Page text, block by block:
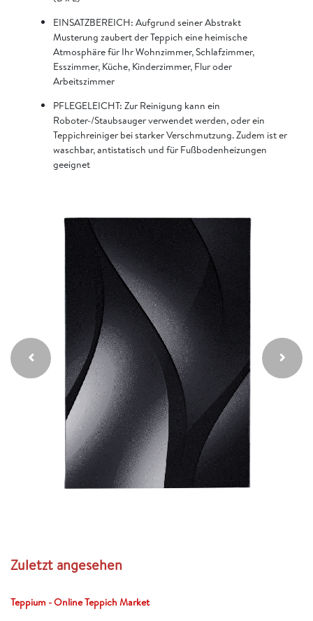
EINSATZBEREICH: Aufgrund seiner Abstrakt
Musterung zaubert der Teppich eine heimische
Atmosphäre für Ihr Wohnzimmer, Schlafzimmer,
Esszimmer, Küche, Kinderzimmer, Flur oder
Arbeitszimmer
PFLEGELEICHT: Zur Reinigung kann ein
Roboter-/Staubsauger verwendet werden, oder ein
Teppichreiniger bei starker Verschmutzung. Zudem ist er
waschbar, antistatisch und für Fußbodenheizungen
geeignet
Zuletzt angesehen
Teppium - Online Teppich Market